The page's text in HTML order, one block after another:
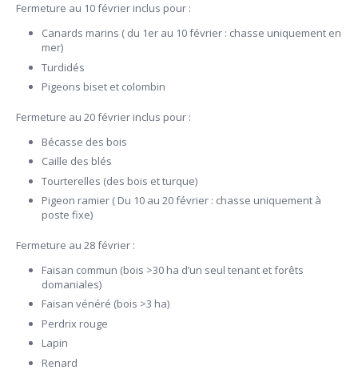
Fermeture au 10 février inclus pour :
Canards marins ( du 1er au 10 février : chasse uniquement en
mer)
Turdidés
Pigeons biset et colombin
Fermeture au 20 février inclus pour :
Bécasse des bois
Caille des blés
Tourterelles (des bois et turque)
Pigeon ramier ( Du 10 au 20 février : chasse uniquement à
poste fixe)
Fermeture au 28 février :
Faisan commun (bois >30 ha d’un seul tenant et forêts
domaniales)
Faisan vénéré (bois >3 ha)
Perdrix rouge
Lapin
Renard